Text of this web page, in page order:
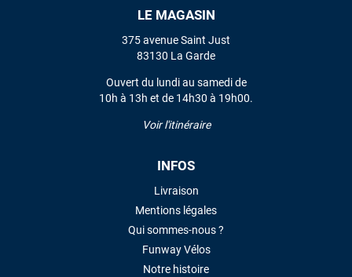
LE MAGASIN
375 avenue Saint Just
83130 La Garde
Ouvert du lundi au samedi de
10h à 13h et de 14h30 à 19h00.
Voir l'itinéraire
INFOS
Livraison
Mentions légales
Qui sommes-nous ?
Funway Vélos
Notre histoire
VOIR TOUS LES AVIS